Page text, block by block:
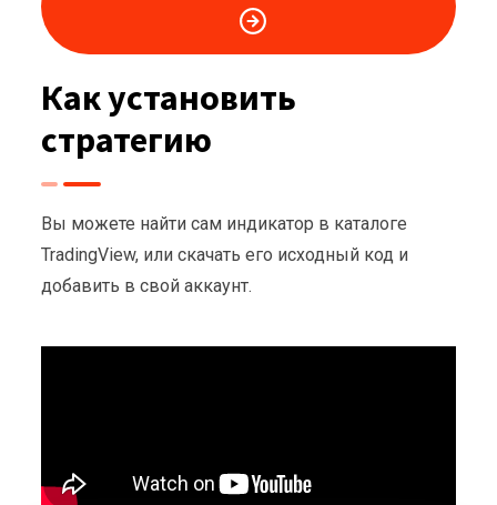
Как установить
стратегию
Вы можете найти сам индикатор в каталоге
TradingView, или скачать его исходный код и
добавить в свой аккаунт.